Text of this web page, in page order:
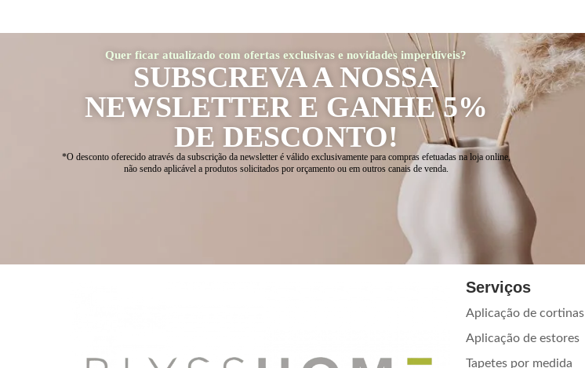
Quer ficar atualizado com ofertas exclusivas e novidades imperdíveis?
SUBSCREVA A NOSSA
NEWSLETTER E GANHE 5%
DE DESCONTO!
*O desconto oferecido através da subscrição da newsletter é válido exclusivamente para compras efetuadas na loja online,
não sendo aplicável a produtos solicitados por orçamento ou em outros canais de venda.
Serviços
Aplicação de cortinas
Aplicação de estores
Tapetes por medida